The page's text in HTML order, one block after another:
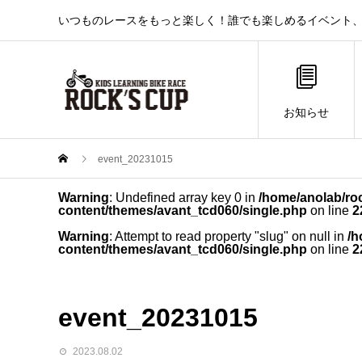
いつものレースをもっと楽しく！誰でも楽しめるイベント
お知らせ
event_20231015
Warning: Undefined array key 0 in /home/anolab/
content/themes/avant_tcd060/single.php on line
Warning: Attempt to read property "slug" on null in /
content/themes/avant_tcd060/single.php on line
event_20231015
2023.08.02